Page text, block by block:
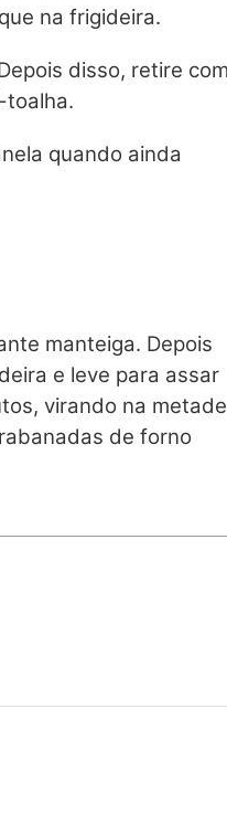
na frigideira.
disso, retire com
toalha.
quando ainda
manteiga. Depois
e leve para assar
virando na metade
de forno